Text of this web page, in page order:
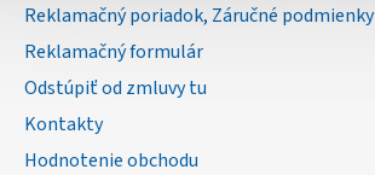
Reklamačný poriadok, Záručné podmienky
Reklamačný formulár
Odstúpiť od zmluvy tu
Kontakty
Hodnotenie obchodu